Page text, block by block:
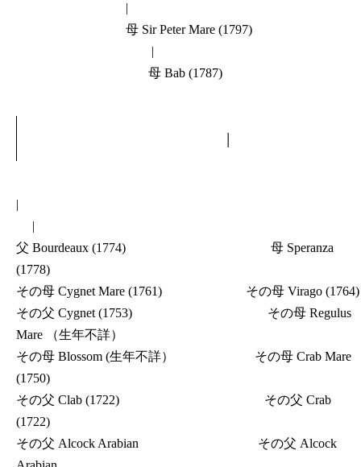
|
母 Sir Peter Mare (1797)
|
母 Bab (1787)
|
|
|
父 Bourdeaux (1774) 母 Speranza
(1778)
その母 Cygnet Mare (1761) その母 Virago (1764)
その父 Cygnet (1753) その母 Regulus
Mare （生年不詳）
その母 Blossom (生年不詳） その母 Crab Mare
(1750)
その父 Clab (1722) その父 Crab
(1722)
その父 Alcock Arabian その父 Alcock